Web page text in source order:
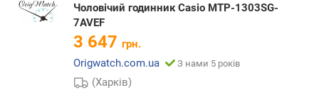
Чоловічий годинник Casio MTP-1303SG-
7AVEF
3 647 грн.
Origwatch.com.ua
З нами 5 років
(Харків)